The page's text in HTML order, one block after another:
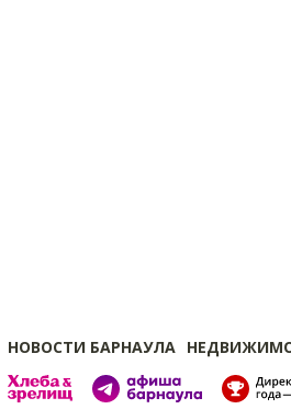
НОВОСТИ БАРНАУЛА